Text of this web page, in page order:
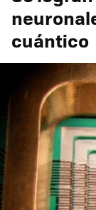
cuántico